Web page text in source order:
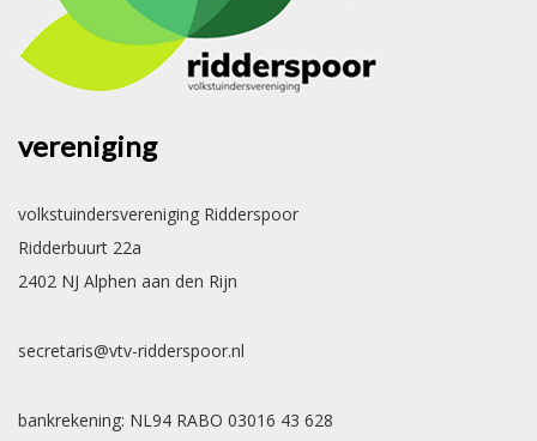
vereniging
volkstuindersvereniging Ridderspoor
Ridderbuurt 22a
2402 NJ Alphen aan den Rijn
secretaris@vtv-ridderspoor.nl
bankrekening: NL94 RABO 03016 43 628